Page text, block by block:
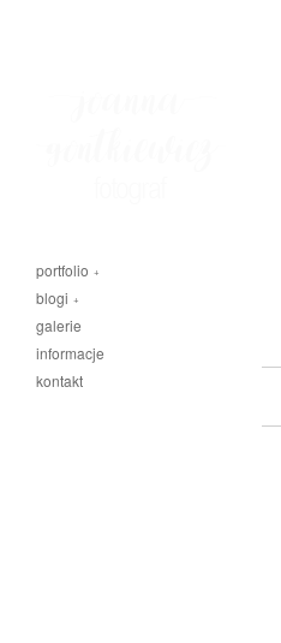
portfolio
blogi
galerie
informacje
kontakt